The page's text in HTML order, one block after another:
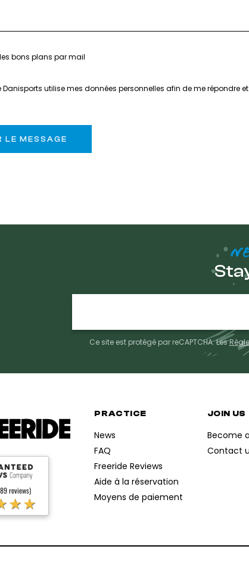
bons plans par mail
Danisports utilise mes données personnelles afin de me répondre
Ce site est protégé par reCAPTCHA. Les
reviews)
PRACTICE
News
FAQ
Freeride Reviews
Aide à la réservation
Moyens de paiement
JOIN US
Become
Contact